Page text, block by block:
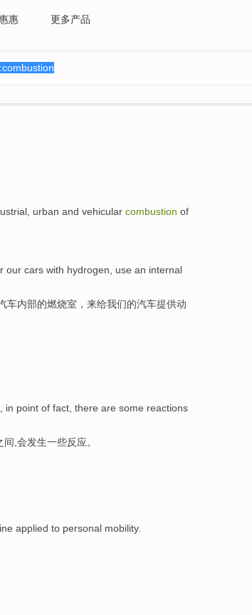
惠 更多产品
urban and vehicular combustion of
our cars with hydrogen, use an internal
车内部的燃烧室，来给我们的汽车提供动
in point of fact, there are some reactions
,会发生一些反应。
applied to personal mobility.